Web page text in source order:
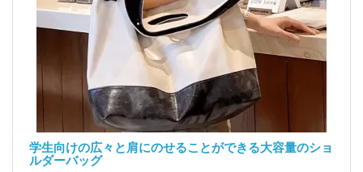
学生向けの広々と肩にのせることができる大容量のショ
ルダーバッグ